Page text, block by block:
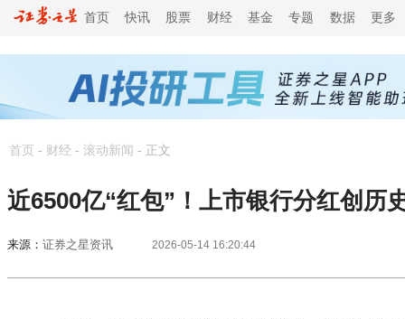
首页 快讯 股票 财经 基金 专题 数据 更多
首页 - 财经 - 滚动新闻 - 正文
近6500亿“红包”！上市银行分红创历
来源： 证券之星资讯 2026-05-14 16:20:44